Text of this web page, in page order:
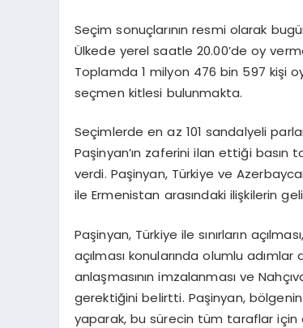
Seçim sonuçlarının resmi olarak
Ülkede yerel saatle 20.00’de oy
Toplamda 1 milyon 476 bin 597 kişi
seçmen kitlesi bulunmakta.
Seçimlerde en az 101 sandalyeli
Paşinyan’ın zaferini ilan ettiği basın
verdi. Paşinyan, Türkiye ve
ile Ermenistan arasındaki ilişkilerin
Paşinyan, Türkiye ile sınırların
açılması konularında olumlu
anlaşmasının imzalanması ve
gerektiğini belirtti. Paşinyan, bölgenin
yaparak, bu sürecin tüm taraflar için